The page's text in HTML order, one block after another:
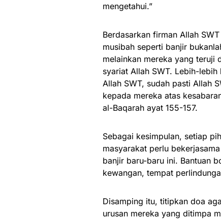
mengetahui.”
Berdasarkan firman Allah
musibah seperti banjir
melainkan mereka yang teruji
syariat Allah SWT. Lebih-
Allah SWT, sudah pasti Allah
kepada mereka atas
al-Baqarah ayat 155-157.
Sebagai kesimpulan, setiap
masyarakat perlu
banjir baru-baru ini. Bantuan
kewangan, tempat
Disamping itu, titipkan doa
urusan mereka yang ditimpa